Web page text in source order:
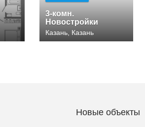
3-комн.
Новостройки
Казань, Казань
Новые объекты